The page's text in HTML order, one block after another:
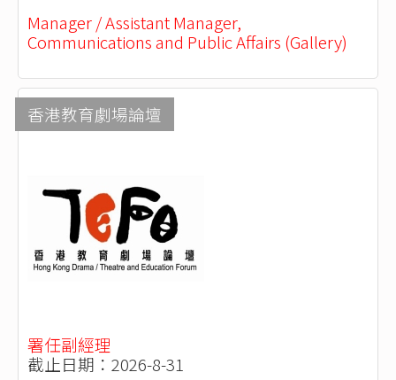
Manager / Assistant Manager,
Communications and Public Affairs (Gallery)
香港教育劇場論壇
署任副經理
截止日期：2026-8-31